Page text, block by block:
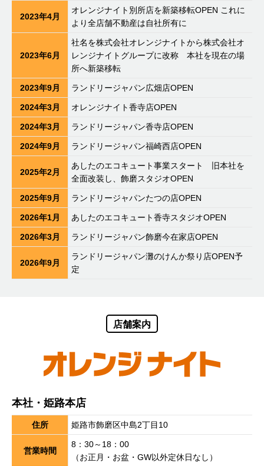
2023年4月
オレンジナイト別所店を新築移転OPEN これに
より全店舗不動産は自社所有に
2023年6月
社名を株式会社オレンジナイトから株式会社オ
レンジナイトグループに改称 本社を現在の場
所へ新築移転
2023年9月 ランドリージャパン広畑店OPEN
2024年3月 オレンジナイト香寺店OPEN
2024年3月 ランドリージャパン香寺店OPEN
2024年9月 ランドリージャパン福崎西店OPEN
2025年2月
あしたのエコキュート事業スタート 旧本社を
全面改装し、飾磨スタジオOPEN
2025年9月 ランドリージャパンたつの店OPEN
2026年1月 あしたのエコキュート香寺スタジオOPEN
2026年3月 ランドリージャパン飾磨今在家店OPEN
2026年9月
ランドリージャパン灘のけんか祭り店OPEN予
定
店舗案内
本社・姫路本店
住所 姫路市飾磨区中島2丁目10
営業時間
8：30～18：00
（お正月・お盆・GW以外定休日なし）